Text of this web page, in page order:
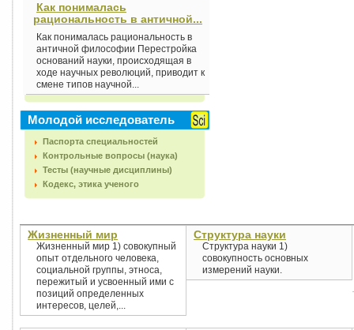
Как понималась
рациональность в античной...
Как понималась рациональность в
античной философии Перестройка
оснований науки, происходящая в
ходе научных революций, приводит к
смене типов научной...
Молодой исследователь
Паспорта специальностей
Контрольные вопросы (наука)
Тесты (научные дисциплины)
Кодекс, этика ученого
Жизненный мир
Жизненный мир 1) совокупный
опыт отдельного человека,
социальной группы, этноса,
пережитый и усвоенный ими с
позиций определенных
интересов, целей,...
Структура науки
Структура науки 1)
совокупность основных
измерений науки.